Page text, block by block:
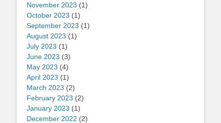
November 2023 (1)
October 2023 (1)
September 2023 (1)
August 2023 (1)
July 2023 (1)
June 2023 (3)
May 2023 (4)
April 2023 (1)
March 2023 (2)
February 2023 (2)
January 2023 (1)
December 2022 (2)